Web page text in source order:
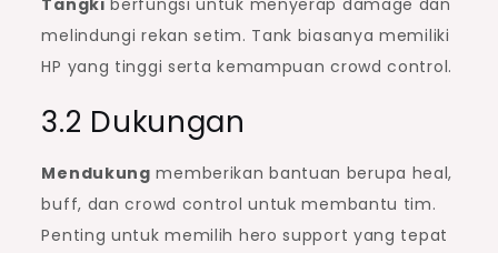
melindungi rekan setim. Tank biasanya memiliki
HP yang tinggi serta kemampuan crowd control.
3.2 Dukungan
Mendukung memberikan bantuan berupa heal,
buff, dan crowd control untuk membantu tim.
Penting untuk memilih hero support yang tepat